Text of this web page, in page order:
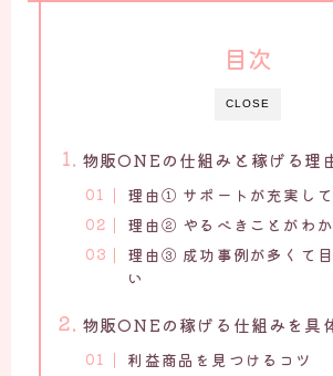
CLOSE
目次
物販ONEの仕組みと稼げる理
理由① サポートが充実し
理由② やるべきことがわ
理由③ 成功事例が多くて
い
物販ONEの稼げる仕組みを具
利益商品を見つけるコツ